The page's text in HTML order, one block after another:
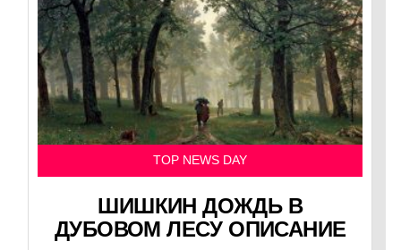
TOP NEWS DAY
ШИШКИН ДОЖДЬ В
ДУБОВОМ ЛЕСУ ОПИСАНИЕ